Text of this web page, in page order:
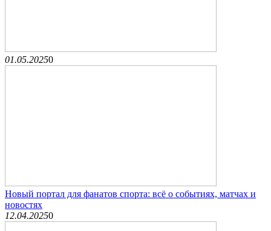
01.05.20250
Новый портал для фанатов спорта: всё о событиях, матчах и
новостях
12.04.20250